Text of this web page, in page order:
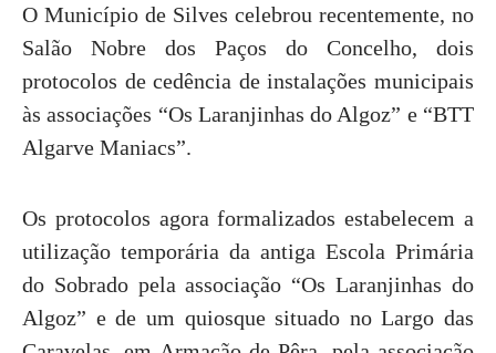
O Município de Silves celebrou recentemente, no
Salão Nobre dos Paços do Concelho, dois
protocolos de cedência de instalações municipais
às associações “Os Laranjinhas do Algoz” e “BTT
Algarve Maniacs”.
Os protocolos agora formalizados estabelecem a
utilização temporária da antiga Escola Primária
do Sobrado pela associação “Os Laranjinhas do
Algoz” e de um quiosque situado no Largo das